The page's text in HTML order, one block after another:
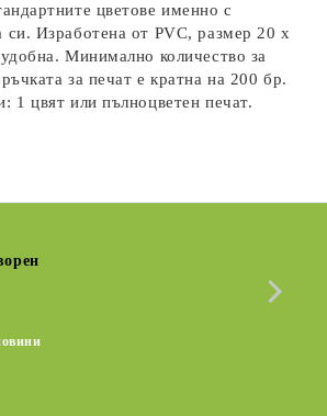
цветове именно с
си. Изработена от PVC, размер 20 х
Минимално количество за
за печат е кратна на 200 бр.
1 цвят или пълноцветен печат.